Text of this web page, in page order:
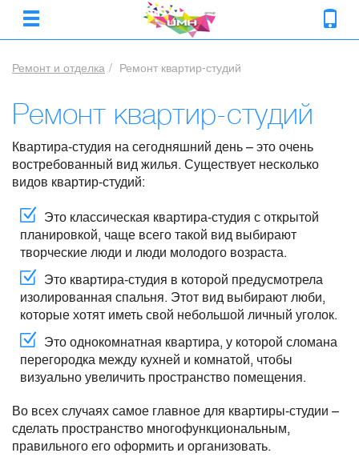
Ремонт и отделка Ремонт квартир-студий
Ремонт квартир-студий
Квартира-студия на сегодняшний день – это очень
востребованный вид жилья. Существует несколько
видов квартир-студий:
Это классическая квартира-студия с открытой
планировкой, чаще всего такой вид выбирают
творческие люди и люди молодого возраста.
Это квартира-студия в которой предусмотрела
изолированная спальня. Этот вид выбирают люби,
которые хотят иметь свой небольшой личный уголок.
Это однокомнатная квартира, у которой сломана
перегородка между кухней и комнатой, чтобы
визуально увеличить пространство помещения.
Во всех случаях самое главное для квартиры-студии –
сделать пространство многофункциональным,
правильного его оформить и организовать.